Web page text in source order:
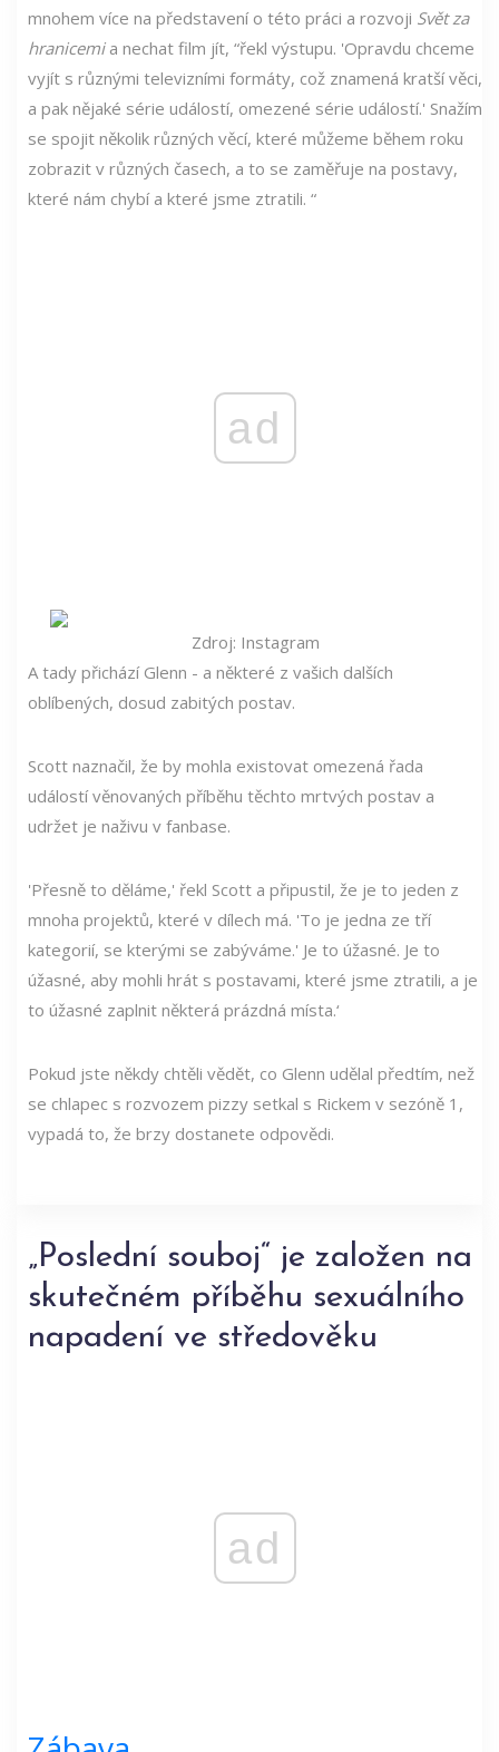
mnohem více na představení o této práci a rozvoji Svět za
hranicemia nechat film jít, “řekl výstupu. 'Opravdu chceme
vyjít s různými televizními formáty, což znamená kratší věci,
a pak nějaké série událostí, omezené série událostí.' Snažím
se spojit několik různých věcí, které můžeme během roku
zobrazit v různých časech, a to se zaměřuje na postavy,
které nám chybí a které jsme ztratili. “
ad
Zdroj: Instagram
A tady přichází Glenn - a některé z vašich dalších
oblíbených, dosud zabitých postav.
Scott naznačil, že by mohla existovat omezená řada
událostí věnovaných příběhu těchto mrtvých postav a
udržet je naživu v fanbase.
'Přesně to děláme,' řekl Scott a připustil, že je to jeden z
mnoha projektů, které v dílech má. 'To je jedna ze tří
kategorií, se kterými se zabýváme.' Je to úžasné. Je to
úžasné, aby mohli hrát s postavami, které jsme ztratili, a je
to úžasné zaplnit některá prázdná místa.‘
Pokud jste někdy chtěli vědět, co Glenn udělal předtím, než
se chlapec s rozvozem pizzy setkal s Rickem v sezóně 1,
vypadá to, že brzy dostanete odpovědi.
„Poslední souboj“ je založen na
skutečném příběhu sexuálního
napadení ve středověku
ad